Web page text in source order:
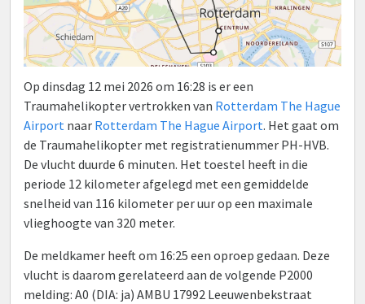
Op dinsdag 12 mei 2026 om 16:28 is er een
Traumahelikopter vertrokken van Rotterdam The Hague
Airport naar Rotterdam The Hague Airport. Het gaat om
de Traumahelikopter met registratienummer PH-HVB.
De vlucht duurde 6 minuten. Het toestel heeft in die
periode 12 kilometer afgelegd met een gemiddelde
snelheid van 116 kilometer per uur op een maximale
vlieghoogte van 320 meter.
De meldkamer heeft om 16:25 een oproep gedaan. Deze
vlucht is daarom gerelateerd aan de volgende P2000
melding: A0 (DIA: ja) AMBU 17992 Leeuwenbekstraat